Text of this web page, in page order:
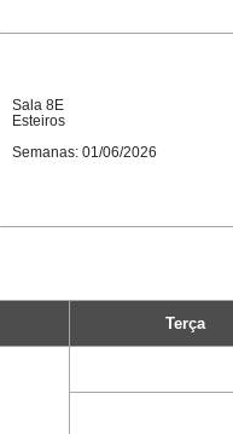
Sala 8E
Esteiros
Semanas: 01/06/2026
Terça